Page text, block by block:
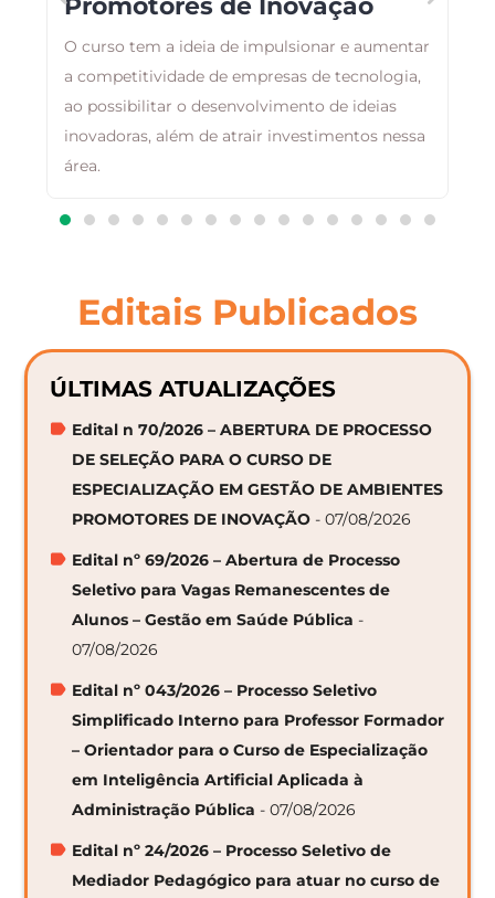
O curso tem a ideia de impulsionar e aumentar
a competitividade de empresas de tecnologia,
ao possibilitar o desenvolvimento de ideias
inovadoras, além de atrair investimentos nessa
área.
Editais Publicados
ÚLTIMAS ATUALIZAÇÕES
Edital n 70/2026 – ABERTURA DE PROCESSO
DE SELEÇÃO PARA O CURSO DE
ESPECIALIZAÇÃO EM GESTÃO DE AMBIENTES
PROMOTORES DE INOVAÇÃO - 07/08/2026
Edital nº 69/2026 – Abertura de Processo
Seletivo para Vagas Remanescentes de
Alunos – Gestão em Saúde Pública -
07/08/2026
Edital nº 043/2026 – Processo Seletivo
Simplificado Interno para Professor Formador
– Orientador para o Curso de Especialização
em Inteligência Artificial Aplicada à
Administração Pública - 07/08/2026
Edital nº 24/2026 – Processo Seletivo de
Mediador Pedagógico para atuar no curso de